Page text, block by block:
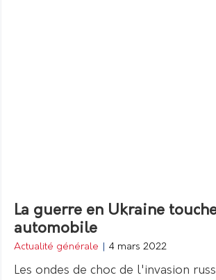
La guerre en Ukraine
automobile
Actualité générale 4 mars 2022
Les ondes de choc de l'invasion